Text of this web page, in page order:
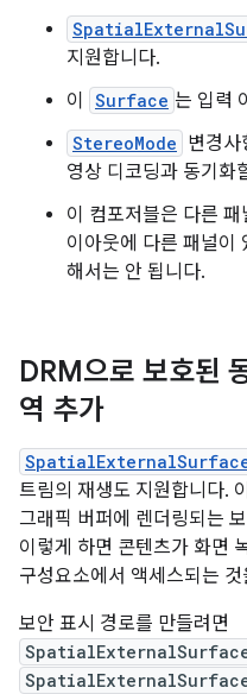
지원합니다.
이
Surface 는 입력
StereoMode 변경사
영상 디코딩과 동기화
이 컴포저블은 다른 패
이아웃에 다른 패널이
해서는 안 됩니다.
DRM으로 보호된
역 추가
트림의 재생도 지원합니다.
그래픽 버퍼에 렌더링되는
이렇게 하면 콘텐츠가 화면
구성요소에서 액세스되는
보안 표시 경로를 만들려면